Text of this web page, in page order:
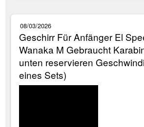
08/03/2026
Geschirr Für Anfänger El
Wanaka M Gebraucht
unten reservieren
eines Sets)